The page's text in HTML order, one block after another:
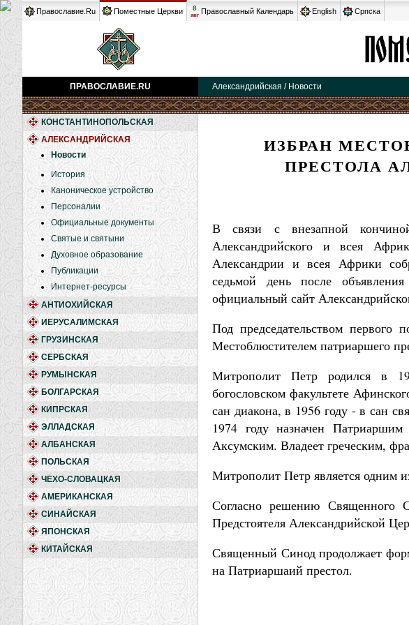
Православие.Ru Поместные Церкви 8
авг Православный Календарь English Српска
ПРАВОСЛАВИЕ.RU Александрийская / Новости
КОНСТАНТИНОПОЛЬСКАЯ
АЛЕКСАНДРИЙСКАЯ
Новости
История
Каноническое устройство
Персоналии
Официальные документы
Святые и святыни
Духовное образование
Публикации
Интернет-ресурсы
АНТИОХИЙСКАЯ
ИЕРУСАЛИМСКАЯ
ГРУЗИНСКАЯ
СЕРБСКАЯ
РУМЫНСКАЯ
БОЛГАРСКАЯ
КИПРСКАЯ
ЭЛЛАДСКАЯ
АЛБАНСКАЯ
ПОЛЬСКАЯ
ЧЕХО-СЛОВАЦКАЯ
АМЕРИКАНСКАЯ
СИНАЙСКАЯ
ЯПОНСКАЯ
КИТАЙСКАЯ
ИЗБРАН
ПРЕСТОЛА
В связи с внезапной
Александрийского и всея
Александрии и всея Африки
седьмой день после
официальный сайт
Под председательством первого
Местоблюстителем патриаршего
Митрополит Петр родился в
богословском факультете
сан диакона, в 1956 году - в сан
1974 году назначен
Аксумским. Владеет греческим,
Митрополит Петр является одним
Согласно решению Священного
Предстоятеля Александрийской
Священный Синод продолжает
на Патриаршаий престол.